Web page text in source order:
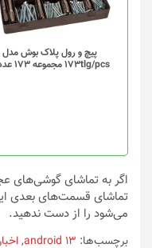
پیچ و رول پلاک بوش مدل
173tlg/pcs مجموعه 173 عددی
می
باشد.
گزینه
ها
محصول
انتخاب
شوند
اگر به تماشای گوشی‌های
تماشای قسمت‌های بعدی
می‌شود را از دست ندهید.
برچسب‌ها: android 13
,